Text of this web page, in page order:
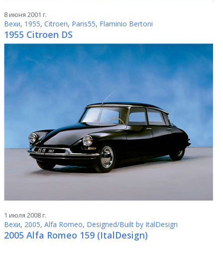
8 июня 2001 г.
Вехи, 1955, Citroen, Paris55, Flaminio Bertoni
1955 Citroen DS
1 июля 2008 г.
Вехи, 2005, Alfa Romeo, Designed/Built by ItalDesign
2005 Alfa Romeo 159 (ItalDesign)